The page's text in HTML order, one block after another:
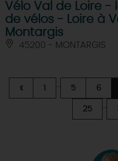
Vélo Val de Loire -
de vélos - Loire à
Montargis
45200 - MONTARGIS
‹ 1 ... 5 6
25 ...